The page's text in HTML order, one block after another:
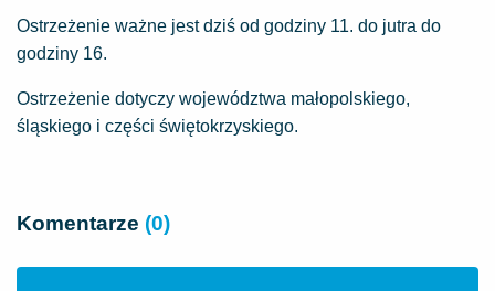
Ostrzeżenie ważne jest dziś od godziny 11. do jutra do
godziny 16.
Ostrzeżenie dotyczy województwa małopolskiego,
śląskiego i części świętokrzyskiego.
Komentarze (0)